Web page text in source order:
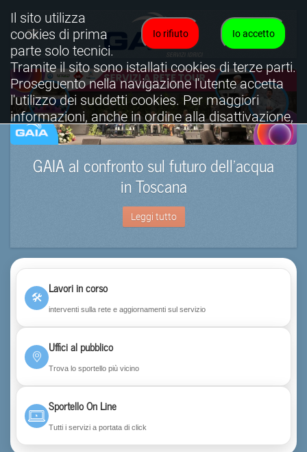
GAIA al confronto sul futuro dell’acqua
in Toscana
Leggi tutto
🛠
Lavori in corso
interventi sulla rete e aggiornamenti sul servizio
Uffici al pubblico
Trova lo sportello più vicino
Sportello On Line
Tutti i servizi a portata di click
Io accetto
Io rifiuto
Il sito utilizza
cookies di prima
parte solo tecnici.
Tramite il sito sono istallati cookies di terze parti.
Proseguento nella navigazione l'utente accetta
l'utilizzo dei suddetti cookies. Per maggiori
informazioni, anche in ordine alla disattivazione,
è possibile consultare l'informativa cookies
completa.
Visualizza informativa completa.